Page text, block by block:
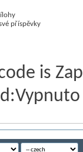
příspěvky
is
Vypnuto